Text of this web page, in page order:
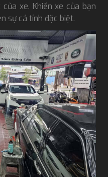
xe. Khiến xe của bạn
sự cá tính đặc biệt.